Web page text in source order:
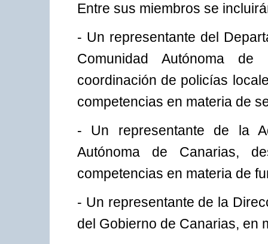
Entre sus miembros se
- Un representante del
Comunidad Autónoma
coordinación de policías
competencias en materia de
- Un representante de la
Autónoma de Canarias,
competencias en materia de
- Un representante de la
del Gobierno de Canarias, en